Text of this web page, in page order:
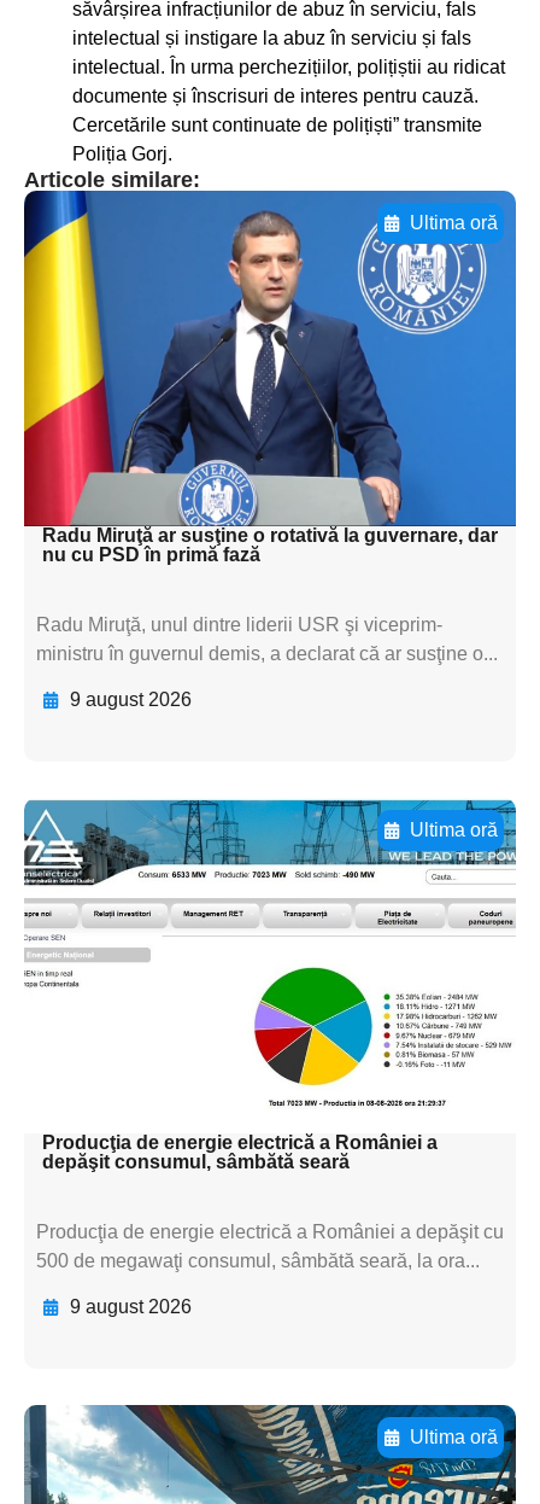
săvârșirea infracțiunilor de abuz în serviciu, fals
intelectual și instigare la abuz în serviciu și fals
intelectual. În urma perchezițiilor, polițiștii au ridicat
documente și înscrisuri de interes pentru cauză.
Cercetările sunt continuate de polițiști” transmite
Poliția Gorj.
Articole similare:
Ultima oră
Adaugă aici textul pentru
subtitluAdaugă aici
textul pentru
subtitluAdaugă aici
textul pentru
subtitluAdaugă aici
textul pentru subti
Radu Miruţă ar susţine o rotativă la guvernare, dar
nu cu PSD în primă fază
Radu Miruţă, unul dintre liderii USR şi viceprim-
ministru în guvernul demis, a declarat că ar susţine o...
9 august 2026
Ultima oră
Adaugă aici textul pentru
subtitluAdaugă aici
textul pentru
subtitluAdaugă aici
textul pentru
subtitluAdaugă aici
textul pentru subti
Producţia de energie electrică a României a
depăşit consumul, sâmbătă seară
Producţia de energie electrică a României a depăşit cu
500 de megawaţi consumul, sâmbătă seară, la ora...
9 august 2026
Ultima oră
Adaugă aici textul pentru